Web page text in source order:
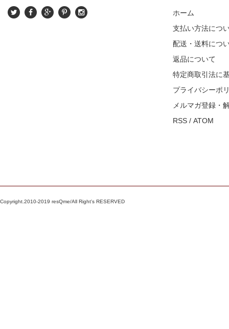
ホーム
支払い方法につ
配送・送料につ
返品について
特定商取引法に
プライバシーポ
メルマガ登録・
RSS / ATOM
Copyright.2010-2019 resQme/All Right's RESERVED